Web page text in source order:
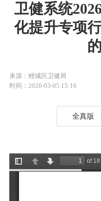
卫健系统
化提升专项
来源：鲤城区卫健局
时间：2026-03-05 15:16
全真版